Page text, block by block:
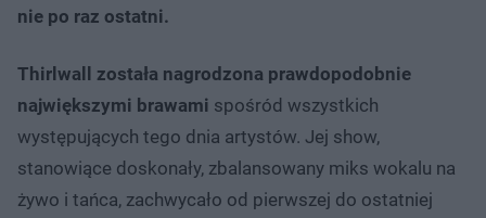
nie po raz ostatni.
Thirlwall została nagrodzona prawdopodobnie
największymi brawami spośród wszystkich
występujących tego dnia artystów. Jej show,
stanowiące doskonały, zbalansowany miks wokalu na
żywo i tańca, zachwycało od pierwszej do ostatniej